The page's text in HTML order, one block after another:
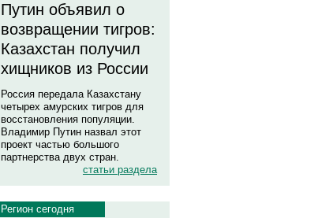
Путин объявил о
возвращении тигров:
Казахстан получил
хищников из России
Россия передала Казахстану
четырех амурских тигров для
восстановления популяции.
Владимир Путин назвал этот
проект частью большого
партнерства двух стран.
статьи раздела
Регион сегодня